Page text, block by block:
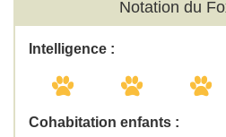
Notation du
Intelligence :
Cohabitation enfants :